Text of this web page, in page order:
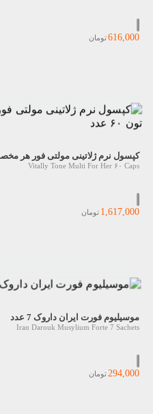
616,000تومان
کپسول نرم ژلاتینی مولتی فور هر مخصوص
Vitally Tone Multi For Her ۶۰ Caps
1,617,000 تومان
موسیلیوم فورت ایران داروک 7 عدد
Iran Darouk Musylium Forte 7 Sachets
294,000تومان